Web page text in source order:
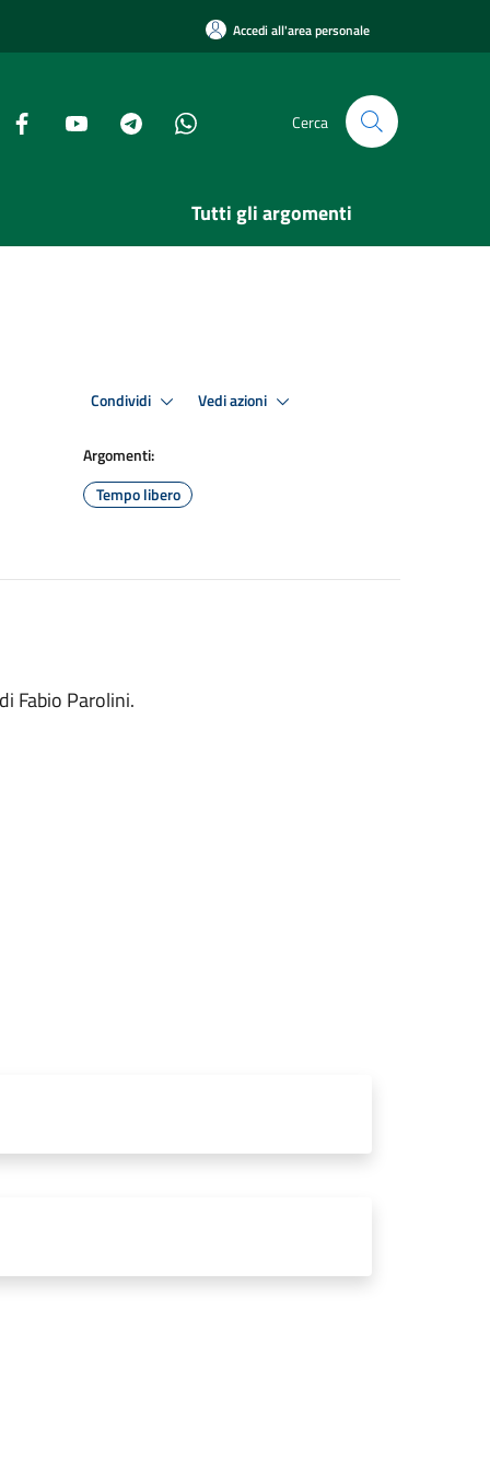
Accedi all'area personale
Cerca
Tutti gli argomenti
Condividi Vedi azioni
Argomenti:
Tempo libero
Fabio Parolini.